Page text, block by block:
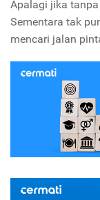
Apalagi jika
Sementara tak
mencari jalan